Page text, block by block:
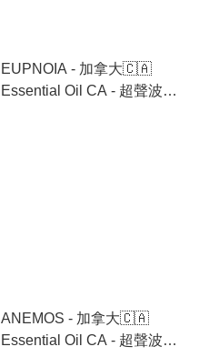
EUPNOIA - 加拿大🇨🇦
Essential Oil CA - 超聲波陶
ANEMOS - 加拿大🇨🇦
Essential Oil CA - 超聲波陶